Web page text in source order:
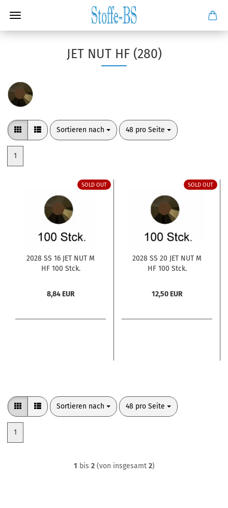
JET NUT HF (280)
Sortieren nach
Sortieren nach 48 pro Seite
pro Seite
1
SOLD OUT
2028 SS 16 JET NUT M
HF 100 Stck.
8,84 EUR
SOLD OUT
2028 SS 20 JET NUT M
HF 100 Stck.
12,50 EUR
Sortieren nach
Sortieren nach 48 pro Seite
pro Seite
1
1 bis 2(von insgesamt 2)